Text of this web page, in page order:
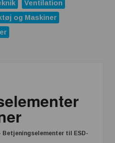
Ventilation
og Maskiner
Betjeningselementer til ESD-